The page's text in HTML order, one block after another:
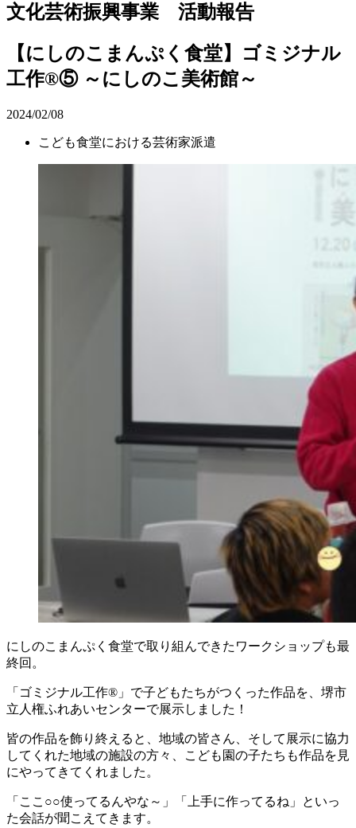
文化芸術振興事業 活動報告
【にしのこまんぷく食堂】ゴミジナル
工作®⑤ ～にしのこ美術館～
2024/02/08
こども食堂における芸術家派遣
にしのこまんぷく食堂で取り組んできたワークショップも最
終回。
「ゴミジナル工作®」で子どもたちがつくった作品を、堺市
立人権ふれあいセンターで展示しました！
皆の作品を飾り終えると、地域の皆さん、そして展示に協力
してくれた地域の施設の方々、こども園の子たちも作品を見
にやってきてくれました。
「ここ○○使ってるんやな～」「上手に作ってるね」といっ
た会話が聞こえてきます。